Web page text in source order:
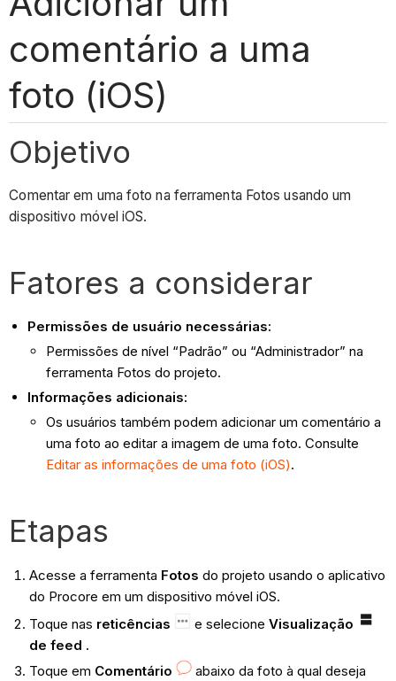
comentário a uma
foto (iOS)
Objetivo
Comentar em uma foto na ferramenta Fotos usando um
dispositivo móvel iOS.
Fatores a considerar
Permissões de usuário necessárias:
Permissões de nível “Padrão” ou “Administrador” na
ferramenta Fotos do projeto.
Informações adicionais:
Os usuários também podem adicionar um comentário a
uma foto ao editar a imagem de uma foto. Consulte
Editar as informações de uma foto (iOS).
Etapas
Acesse a ferramenta Fotos do projeto usando o aplicativo
do Procore em um dispositivo móvel iOS.
Toque nas reticências e selecione Visualização
de feed .
Toque em Comentário
abaixo da foto à qual deseja